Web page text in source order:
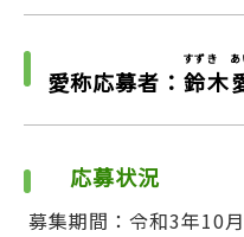
愛称応募者： 鈴木
すずき あ
応募状況
募集期間：令和3年10